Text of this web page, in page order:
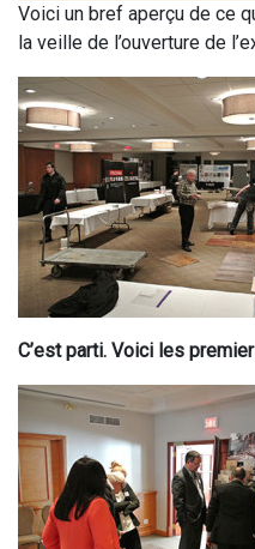
Voici un bref aperçu de ce
la veille de l’ouverture de
C’est parti. Voici les